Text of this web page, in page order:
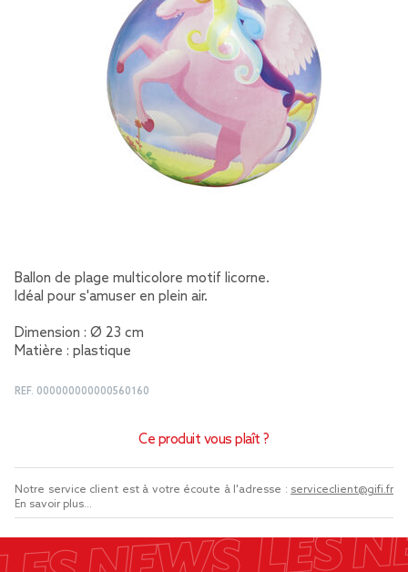
Ballon de plage multicolore motif licorne.
Idéal pour s'amuser en plein air.
Dimension : Ø 23 cm
Matière : plastique
REF. 000000000000560160
Ce produit vous plaît ?
Notre service client est à votre écoute à l'adresse : serviceclient@gifi.fr
En savoir plus...